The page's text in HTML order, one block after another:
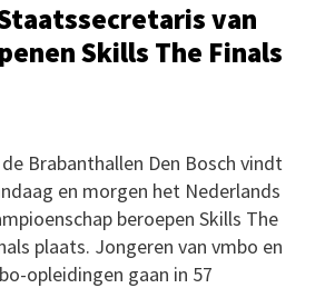
van
Skills The Finals
de Brabanthallen Den Bosch vindt
en morgen het Nederlands
beroepen Skills The
plaats. Jongeren van vmbo en
opleidingen gaan in 57